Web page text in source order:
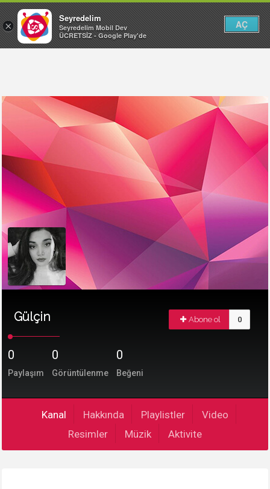
Gülçin Abone ol 0
0
Paylaşım
0
Görüntülenme
0
Beğeni
Kanal Hakkında Playlistler
Video
Resimler
Müzik Aktivite
×
Seyredelim
Seyredelim Mobil Dev
ÜCRETSİZ - Google Play'de
AÇ